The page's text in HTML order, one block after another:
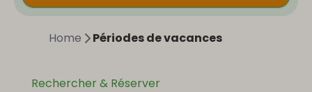
Home Périodes de vacances
Rechercher & Réserver